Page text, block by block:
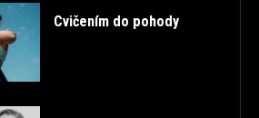
Cvičením do pohody